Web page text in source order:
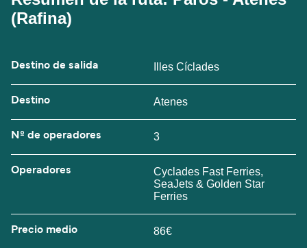
(Rafina)
Destino de salida Illes Cíclades
Destino Atenes
Nº de operadores 3
Operadores
Cyclades Fast Ferries,
SeaJets & Golden Star
Ferries
Precio medio 86€